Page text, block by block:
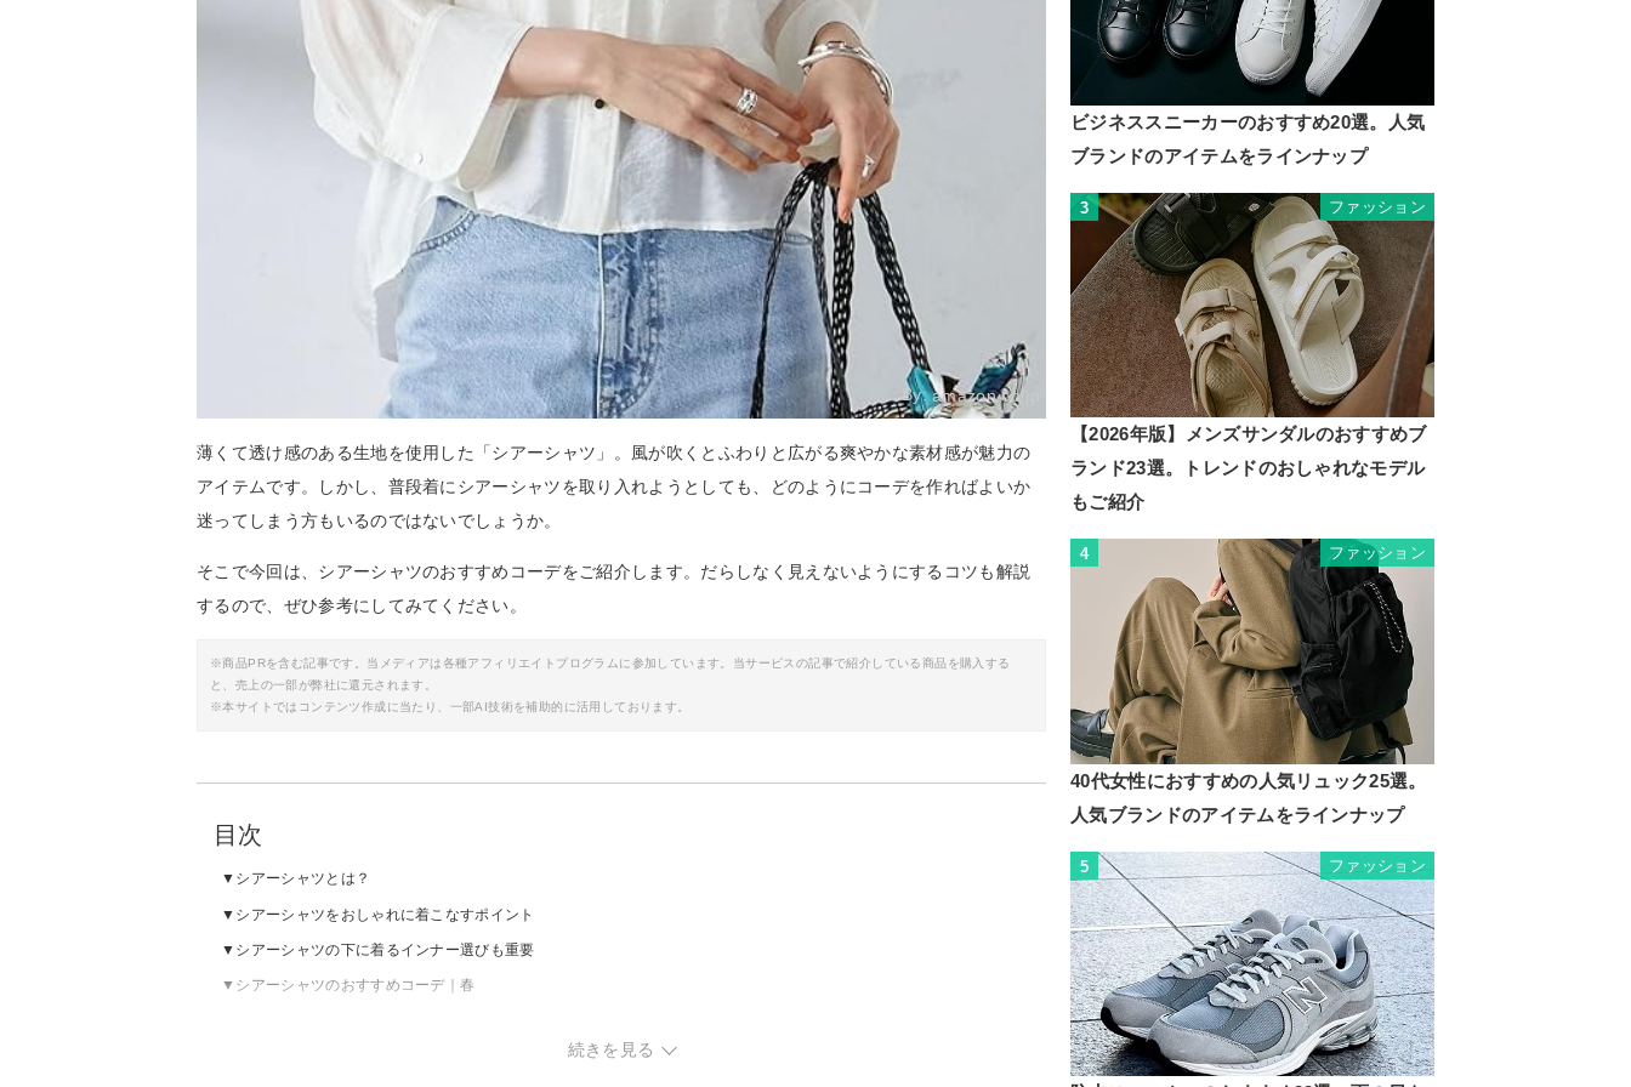
By:amazon.co.jp
薄くて透け感のある生地を使用した「シアーシャツ」。風が吹くとふわりと広がる爽やかな素材感が魅力の
アイテムです。しかし、普段着にシアーシャツを取り入れようとしても、どのようにコーデを作ればよいか
迷ってしまう方もいるのではないでしょうか。
そこで今回は、シアーシャツのおすすめコーデをご紹介します。だらしなく見えないようにするコツも解説
するので、ぜひ参考にしてみてください。
※商品PRを含む記事です。当メディアは各種アフィリエイトプログラムに参加しています。当サービスの記事で紹介している商品を購入する
と、売上の一部が弊社に還元されます。
※本サイトではコンテンツ作成に当たり、一部AI技術を補助的に活用しております。
目次
シアーシャツとは？
シアーシャツをおしゃれに着こなすポイント
シアーシャツの下に着るインナー選びも重要
シアーシャツのおすすめコーデ｜春
続きを見る
ビジネススニーカーのおすすめ20選。人気
ブランドのアイテムをラインナップ
3 ファッション
【2026年版】メンズサンダルのおすすめブ
ランド23選。トレンドのおしゃれなモデル
もご紹介
4 ファッション
40代女性におすすめの人気リュック25選。
人気ブランドのアイテムをラインナップ
5 ファッション